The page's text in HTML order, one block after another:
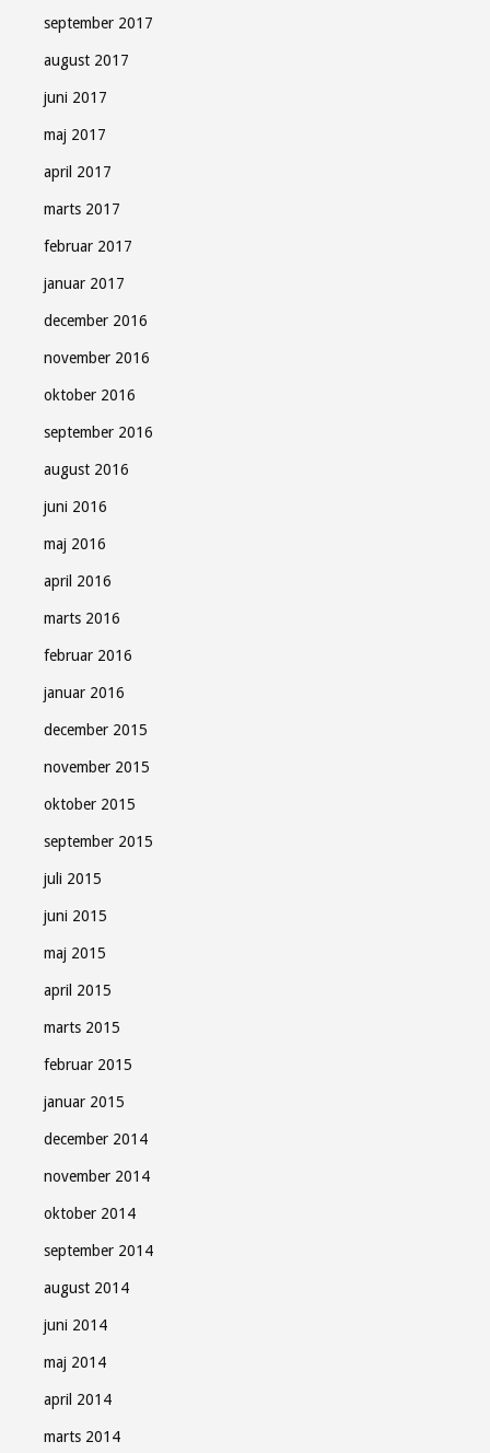
september 2017
august 2017
juni 2017
maj 2017
april 2017
marts 2017
februar 2017
januar 2017
december 2016
november 2016
oktober 2016
september 2016
august 2016
juni 2016
maj 2016
april 2016
marts 2016
februar 2016
januar 2016
december 2015
november 2015
oktober 2015
september 2015
juli 2015
juni 2015
maj 2015
april 2015
marts 2015
februar 2015
januar 2015
december 2014
november 2014
oktober 2014
september 2014
august 2014
juni 2014
maj 2014
april 2014
marts 2014